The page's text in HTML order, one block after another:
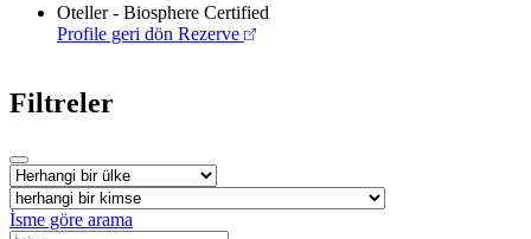
Oteller - Biosphere Certified
Profile geri dön Rezerve
Filtreler
İsme göre arama